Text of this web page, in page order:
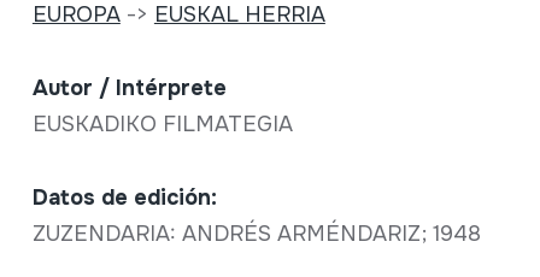
EUROPA-> EUSKAL HERRIA
Autor / Intérprete
EUSKADIKO FILMATEGIA
Datos de edición:
ZUZENDARIA: ANDRÉS ARMÉNDARIZ; 1948